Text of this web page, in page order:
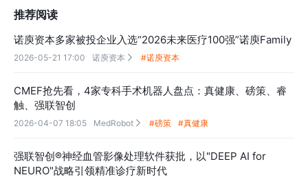
推荐阅读
诺庾资本多家被投企业入选“2026未来医疗100强”诺庾Family
2026-05-21 17:00 诺庾资本  #诺庾资本
CMEF抢先看，4家专科手术机器人盘点：真健康、磅策、睿
触、强联智创
2026-04-07 18:05 MedRobot  #磅策 #真健康
强联智创®神经血管影像处理软件获批，以"DEEP AI for
NEURO"战略引领精准诊疗新时代